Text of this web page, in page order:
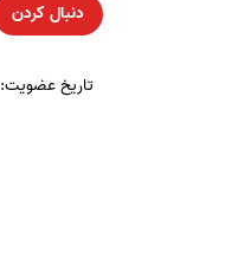
دنبال کردن
تاریخ عضویت: